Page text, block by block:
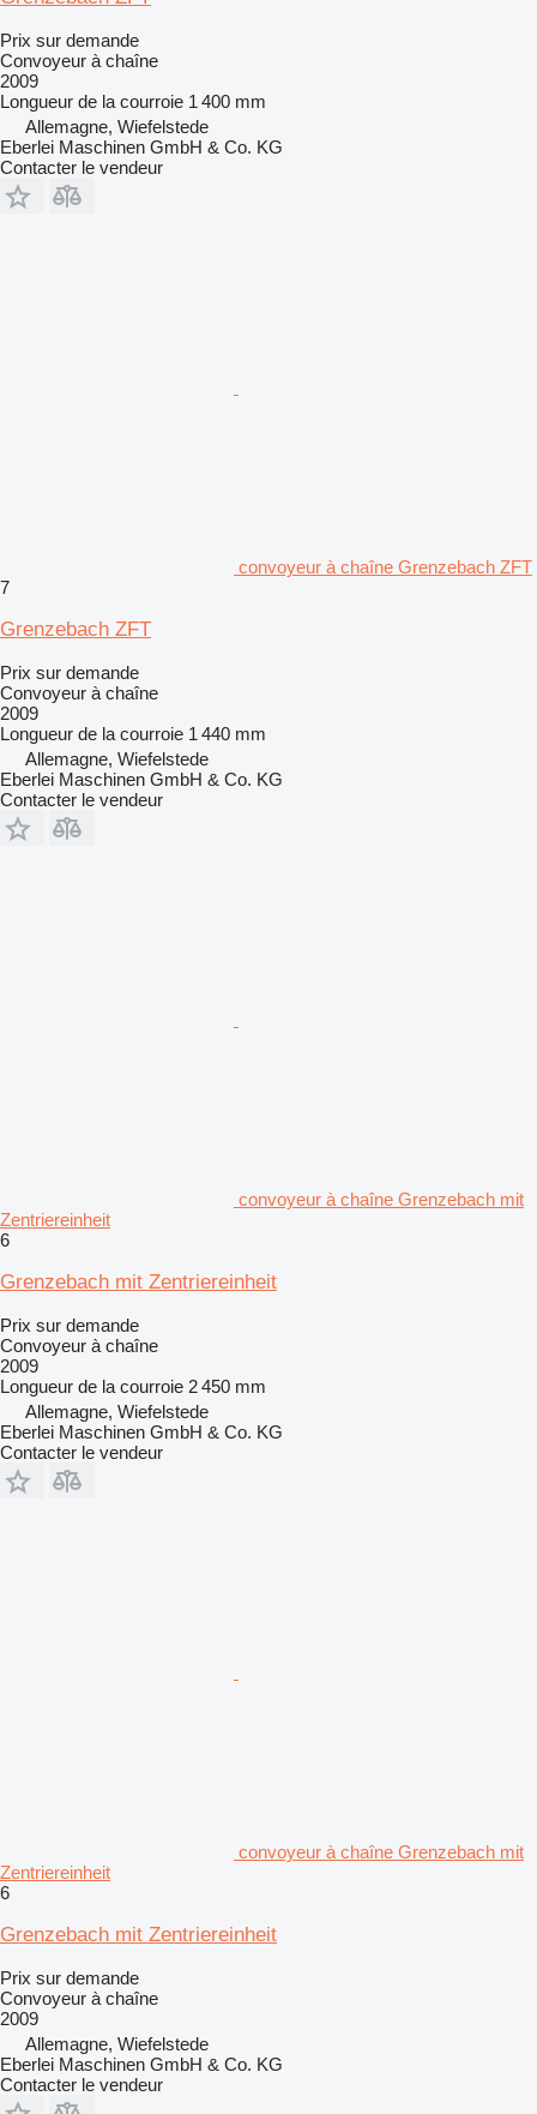
Prix sur demande
Convoyeur à chaîne
2009
Longueur de la courroie 1 400 mm
Allemagne, Wiefelstede
Eberlei Maschinen GmbH & Co. KG
Contacter le vendeur
convoyeur à chaîne Grenzebach ZFT
7
Grenzebach ZFT
Prix sur demande
Convoyeur à chaîne
2009
Longueur de la courroie 1 440 mm
Allemagne, Wiefelstede
Eberlei Maschinen GmbH & Co. KG
Contacter le vendeur
convoyeur à chaîne Grenzebach mit
Zentriereinheit
6
Grenzebach mit Zentriereinheit
Prix sur demande
Convoyeur à chaîne
2009
Longueur de la courroie 2 450 mm
Allemagne, Wiefelstede
Eberlei Maschinen GmbH & Co. KG
Contacter le vendeur
convoyeur à chaîne Grenzebach mit
Zentriereinheit
6
Grenzebach mit Zentriereinheit
Prix sur demande
Convoyeur à chaîne
2009
Allemagne, Wiefelstede
Eberlei Maschinen GmbH & Co. KG
Contacter le vendeur